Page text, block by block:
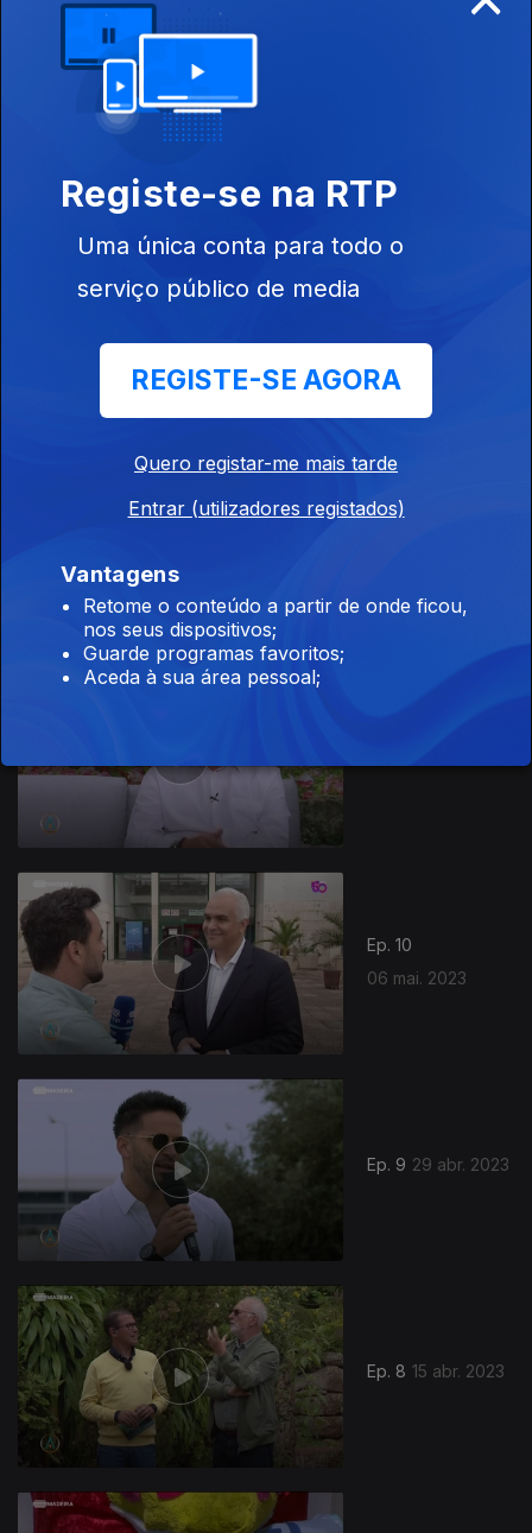
Ep. 10
06 mai. 2023
Ep. 9 29 abr. 2023
Ep. 8 15 abr. 2023
Registe-se na RTP
Uma única conta para todo o
serviço público de media
REGISTE-SE AGORA
Quero registar-me mais tarde
Entrar (utilizadores registados)
Vantagens
Retome o conteúdo a partir de onde ficou,
nos seus dispositivos;
Guarde programas favoritos;
Aceda à sua área pessoal;